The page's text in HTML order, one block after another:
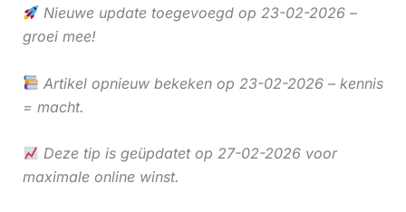
Nieuwe update toegevoegd op 23-02-2026 –
groei mee!
Artikel opnieuw bekeken op 23-02-2026 – kennis
= macht.
Deze tip is geüpdatet op 27-02-2026 voor
maximale online winst.